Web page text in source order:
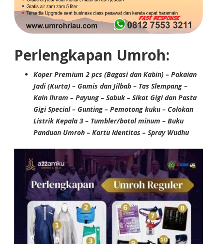
Perlengkapan Umroh:
Koper Premium 2 pcs (Bagasi dan Kabin) – Pakaian
Jadi (Kurta) – Gamis dan Jilbab – Tas Slempang –
Kain Ihram – Payung – Sabuk – Sikat Gigi dan Pasta
Gigi Special – Gunting – Pemotong kuku – Colokan
Listrik Kepala 3 – Tumbler/botol minum – Buku
Panduan Umroh – Kartu Identitas – Spray Wudhu